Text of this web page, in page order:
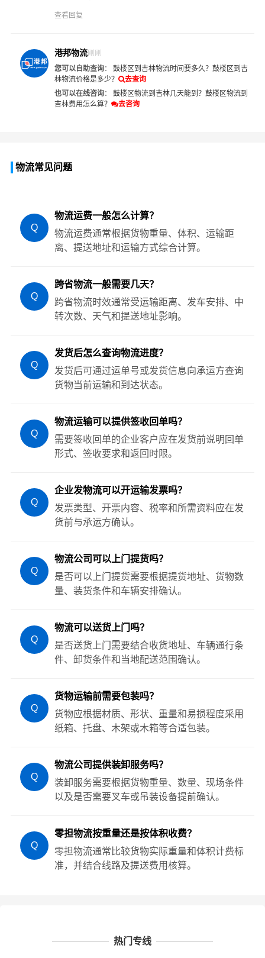
查看回复
港邦物流刚刚
您可以自助查询： 鼓楼区到吉林物流时间要多久？ 鼓楼区到吉
林物流价格是多少？
去查询
也可以在线咨询： 鼓楼区物流到吉林几天能到？ 鼓楼区物流到
吉林费用怎么算？
去咨询
物流常见问题
Q
物流运费一般怎么计算？
物流运费通常根据货物重量、体积、运输距
离、提送地址和运输方式综合计算。
Q
跨省物流一般需要几天？
跨省物流时效通常受运输距离、发车安排、中
转次数、天气和提送地址影响。
Q
发货后怎么查询物流进度？
发货后可通过运单号或发货信息向承运方查询
货物当前运输和到达状态。
Q
物流运输可以提供签收回单吗？
需要签收回单的企业客户应在发货前说明回单
形式、签收要求和返回时限。
Q
企业发物流可以开运输发票吗？
发票类型、开票内容、税率和所需资料应在发
货前与承运方确认。
Q
物流公司可以上门提货吗？
是否可以上门提货需要根据提货地址、货物数
量、装货条件和车辆安排确认。
Q
物流可以送货上门吗？
是否送货上门需要结合收货地址、车辆通行条
件、卸货条件和当地配送范围确认。
Q
货物运输前需要包装吗？
货物应根据材质、形状、重量和易损程度采用
纸箱、托盘、木架或木箱等合适包装。
Q
物流公司提供装卸服务吗？
装卸服务需要根据货物重量、数量、现场条件
以及是否需要叉车或吊装设备提前确认。
Q
零担物流按重量还是按体积收费？
零担物流通常比较货物实际重量和体积计费标
准，并结合线路及提送费用核算。
热门专线